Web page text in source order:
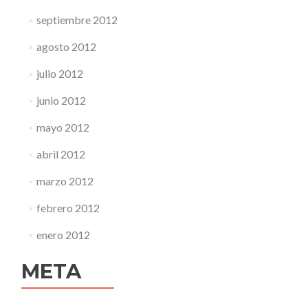
septiembre 2012
agosto 2012
julio 2012
junio 2012
mayo 2012
abril 2012
marzo 2012
febrero 2012
enero 2012
META